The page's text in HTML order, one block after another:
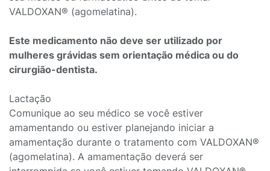
VALDOXAN® (agomelatina).
Este medicamento não deve ser utilizado por
mulheres grávidas sem orientação médica ou do
cirurgião-dentista.
Lactação
Comunique ao seu médico se você estiver
amamentando ou estiver planejando iniciar a
amamentação durante o tratamento com VALDOXAN®
(agomelatina). A amamentação deverá ser